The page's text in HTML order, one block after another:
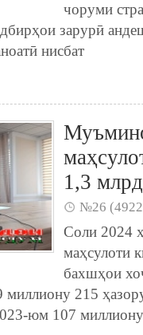
чоруми
зарурӣ
нисбат
1,3
№26
Соли 2024
маҳсулоти
бахшҳои
215
юм 107